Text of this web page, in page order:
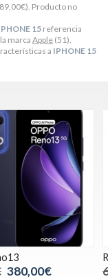
€). Producto no
15referencia
marcaApple (51).
a IPHONE 15
380,00€